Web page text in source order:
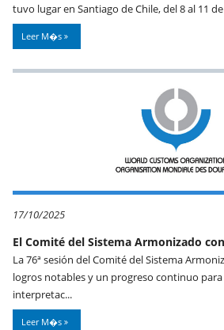
tuvo lugar en Santiago de Chile, del 8 al 11
Leer M�s
17/10/2025
El Comité del Sistema Armonizado
La 76ª sesión del Comité del Sistema
logros notables y un progreso continuo
interpretac...
Leer M�s